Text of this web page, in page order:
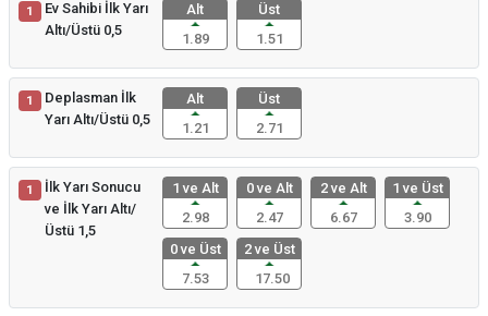
1
Ev Sahibi İlk Yarı
Altı/Üstü 0,5
Alt
1.89
Üst
1.51
1
Deplasman İlk
Yarı Altı/Üstü 0,5
Alt
1.21
Üst
2.71
1
İlk Yarı Sonucu
ve İlk Yarı Altı/
Üstü 1,5
1 ve Alt
2.98
0 ve Alt
2.47
2 ve Alt
6.67
1 ve Üst
3.90
0 ve Üst
7.53
2 ve Üst
17.50